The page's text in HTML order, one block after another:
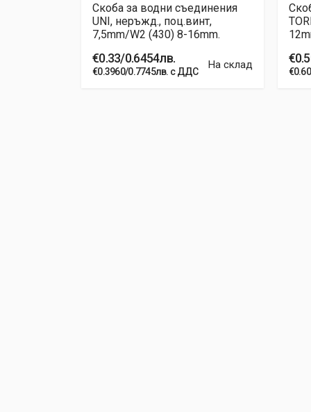
Скоба за водни съединения
UNI, неръжд., поц.винт,
7,5mm/W2 (430) 8-16mm.
€0.33/0.6454лв.
€0.3960/0.7745лв. с ДДС
На склад